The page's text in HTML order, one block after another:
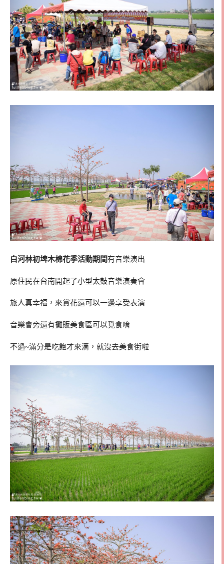
白河林初埤木棉花季活動期間有音樂演出
原住民在台南開起了小型太鼓音樂演奏會
旅人真幸福，來賞花還可以一邊享受表演
音樂會旁還有攤販美食區可以覓食唷
不過~滿分是吃飽才來滴，就沒去美食街啦